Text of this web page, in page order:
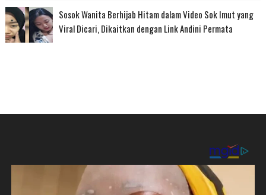
Sosok Wanita Berhijab Hitam dalam Video Sok Imut yang
Viral Dicari, Dikaitkan dengan Link Andini Permata